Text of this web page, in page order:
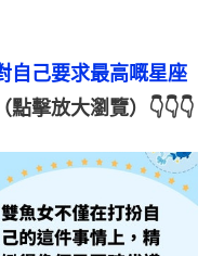
自己要求最高嘅星座
（點擊放大瀏覽）👇👇👇